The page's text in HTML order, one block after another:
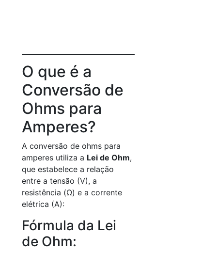
O que é a
Conversão de
Ohms para
Amperes?
A conversão de ohms para
amperes utiliza a Lei de Ohm,
que estabelece a relação
entre a tensão (V), a
resistência (Ω) e a corrente
elétrica (A):
Fórmula da Lei
de Ohm: